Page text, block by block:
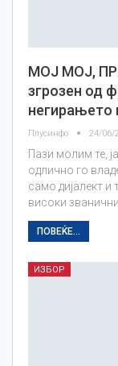
МОЈ МОЈ,
згрозен од
негирањето
Плусинфо 24/06/
Пази молим те,
одлично го
само дијалект и
високи
ПОВЕЌЕ...
ИЗБОР